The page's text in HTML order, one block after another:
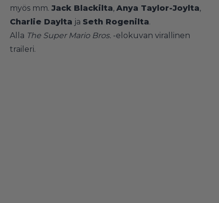
myös mm. Jack Blackilta, Anya Taylor-Joylta,
Charlie Daylta ja Seth Rogenilta.
Alla The Super Mario Bros. -elokuvan virallinen
traileri.